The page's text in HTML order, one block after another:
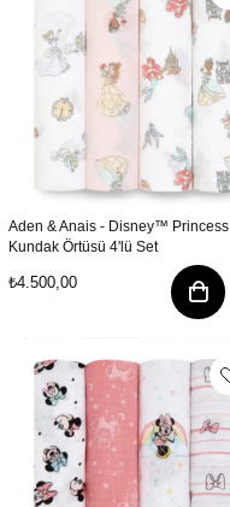
Aden & Anais - Disney™ Princess
Kundak Örtüsü 4'lü Set
₺4.500,00